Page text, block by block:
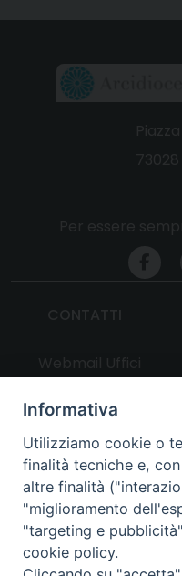
UTILITY
News
Altri articoli
Notizie nazionali
Informativa
Utilizziamo cookie o
finalità tecniche e,
altre finalità
"miglioramento
"targeting e
cookie policy.